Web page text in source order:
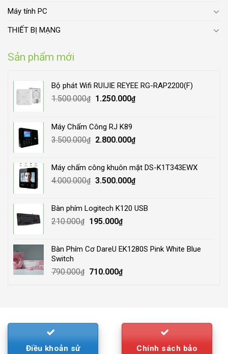
Máy tính PC
THIẾT BỊ MẠNG
Sản phẩm mới
Bộ phát Wifi RUIJIE REYEE RG-RAP2200(F)
1.500.000₫
Original
1.500.000₫.
1.250.000₫Current
Máy Chấm Công RJ K89
3.500.000₫
Original
3.500.000₫.
2.800.000₫Current
2.800.000₫.
Máy chấm công khuôn mặt DS-K1T343EWX
4.000.000₫ Original
4.000.000₫.
3.500.000₫Current
3.500.000₫.
Bàn phím Logitech K120 USB
210.000₫
Original
210.000₫.
195.000₫Current
195.000₫.
Bàn Phím Cơ DareU EK1280S Pink White Blue
Switch
790.000₫
Original
710.000₫Current
Điều khoản sử
Chính sách bảo